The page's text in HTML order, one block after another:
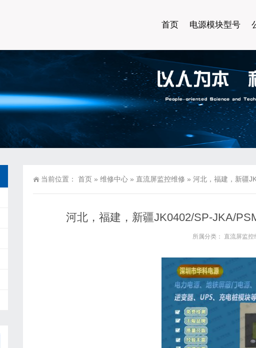
首页 电源模块型号
当前位置： 首页 » 维修中心 » 直流屏监控维修 » 河北，福建，新疆
河北，福建，新疆JK0402/SP-JKA/
所属分类： 直流屏监控